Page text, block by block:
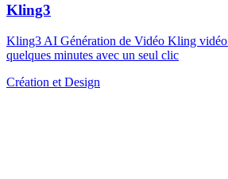
Kling3
Kling3 AI Génération de Vidéo Kling vidéo
quelques minutes avec un seul clic
Création et Design